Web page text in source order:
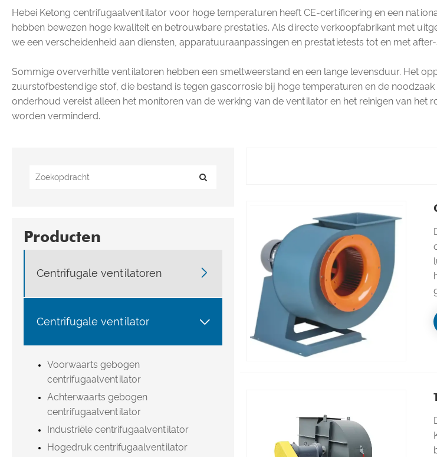
Hebei Ketong centrifugaalventilator voor hoge temperaturen heeft CE-certificering en een
hebben bewezen hoge kwaliteit en betrouwbare prestaties. Als directe verkoopfabrikant met
we een verscheidenheid aan diensten, apparatuuraanpassingen en prestatietests tot en met
Sommige oververhitte ventilatoren hebben een smeltweerstand en een lange levensduur. Het
zuurstofbestendige stof, die bestand is tegen gascorrosie bij hoge temperaturen en de
onderhoud vereist alleen het monitoren van de werking van de ventilator en het reinigen van
worden verminderd.
Producten
Centrifugale ventilatoren 
Centrifugale ventilator 
Voorwaarts gebogen
centrifugaalventilator
Achterwaarts gebogen
centrifugaalventilator
Industriële centrifugaalventilator
Hogedruk centrifugaalventilator